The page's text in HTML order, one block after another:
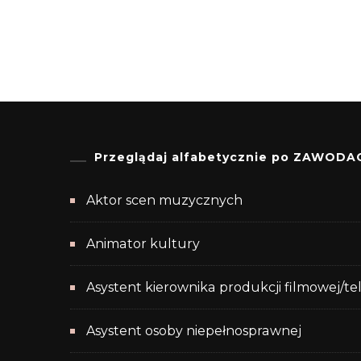
Przeglądaj alfabetycznie po
Aktor scen muzycznych
Animator kultury
Asystent kierownika produkcji filmowej/
Asystent osoby niepełnosprawnej